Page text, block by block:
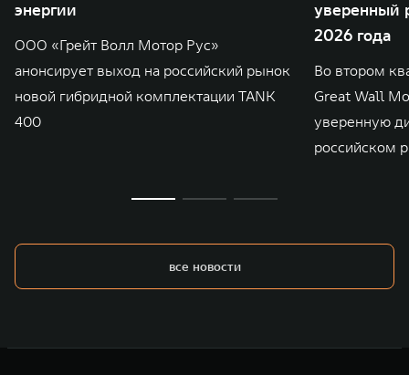
энергии
ООО «Грейт Волл Мотор Рус»
анонсирует выход на российский рынок
новой гибридной комплектации TANK
400
уверенный
2026 года
Во втором
Great Wall
уверенную
российском
все новости